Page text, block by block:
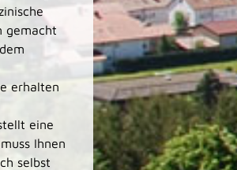
gemacht
erhalten
eine
Ihnen
selbst